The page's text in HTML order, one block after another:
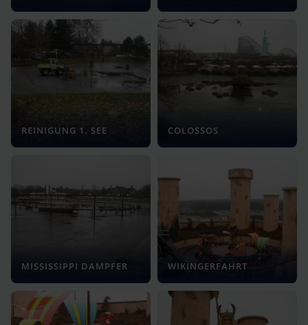
REINIGUNG 1. SEE COLOSSOS
MISSISSIPPI DAMPFER WIKINGERFAHRT